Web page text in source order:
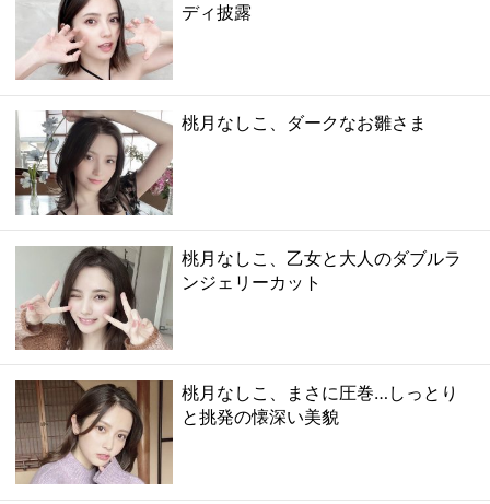
ディ披露
桃月なしこ、ダークなお雛さま
桃月なしこ、乙女と大人のダブルラ
ンジェリーカット
桃月なしこ、まさに圧巻…しっとり
と挑発の懐深い美貌